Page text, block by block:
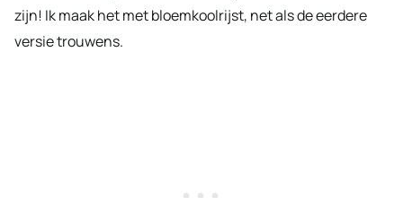
zijn! Ik maak het met bloemkoolrijst, net als de eerdere
versie trouwens.